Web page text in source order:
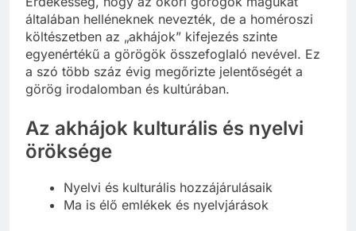
általában helléneknek nevezték, de a homéroszi
költészetben az „akhájok” kifejezés szinte
egyenértékű a görögök összefoglaló nevével. Ez
a szó több száz évig megőrizte jelentőségét a
görög irodalomban és kultúrában.
Az akhájok kulturális és nyelvi
öröksége
Nyelvi és kulturális hozzájárulásaik
Ma is élő emlékek és nyelvjárások